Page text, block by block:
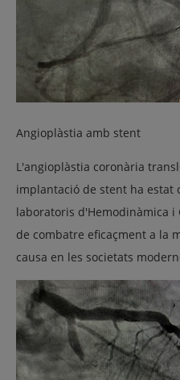
Angioplàstia amb stent
L'angioplàstia coronària
implantació de stent ha estat
laboratoris d'Hemodinàmica
de combatre eficaçment a la
causa en les societats